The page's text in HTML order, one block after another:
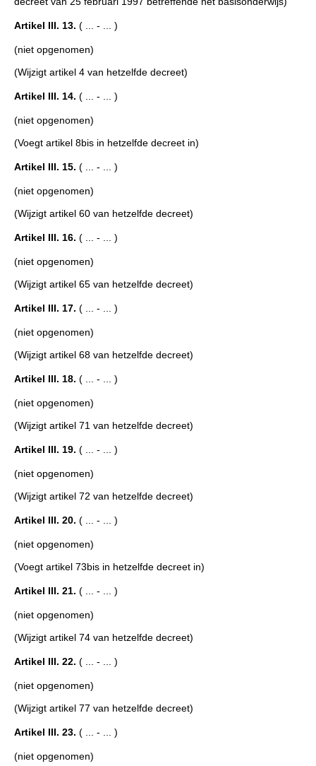
Artikel III. 13. ( ... - ... )
(niet opgenomen)
(Wijzigt artikel 4 van hetzelfde decreet)
Artikel III. 14. ( ... - ... )
(niet opgenomen)
(Voegt artikel 8bis in hetzelfde decreet in)
Artikel III. 15. ( ... - ... )
(niet opgenomen)
(Wijzigt artikel 60 van hetzelfde decreet)
Artikel III. 16. ( ... - ... )
(niet opgenomen)
(Wijzigt artikel 65 van hetzelfde decreet)
Artikel III. 17. ( ... - ... )
(niet opgenomen)
(Wijzigt artikel 68 van hetzelfde decreet)
Artikel III. 18. ( ... - ... )
(niet opgenomen)
(Wijzigt artikel 71 van hetzelfde decreet)
Artikel III. 19. ( ... - ... )
(niet opgenomen)
(Wijzigt artikel 72 van hetzelfde decreet)
Artikel III. 20. ( ... - ... )
(niet opgenomen)
(Voegt artikel 73bis in hetzelfde decreet in)
Artikel III. 21. ( ... - ... )
(niet opgenomen)
(Wijzigt artikel 74 van hetzelfde decreet)
Artikel III. 22. ( ... - ... )
(niet opgenomen)
(Wijzigt artikel 77 van hetzelfde decreet)
Artikel III. 23. ( ... - ... )
(niet opgenomen)